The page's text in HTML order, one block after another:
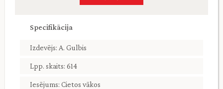
Specifikācija
Izdevējs: A. Gulbis
Lpp. skaits: 614
Iesējums: Cietos vākos